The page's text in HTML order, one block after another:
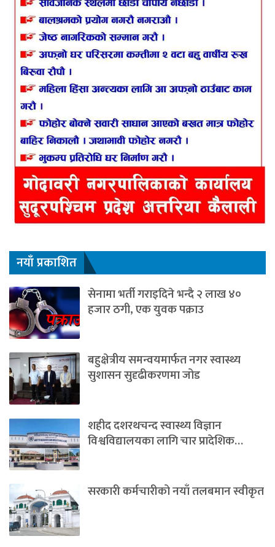
नयाँ प्रकाशित
सेनामा भर्ती गराइदिने भन्दै २ लाख ४०
हजार ठगी, एक युवक पक्राउ
बहुक्षेत्रीय समन्वयमार्फत नगर स्वास्थ्य
सुशासन सुदृढीकरणमा जोड
शहीद दशरथचन्द स्वास्थ्य विज्ञान
विश्वविद्यालयका लागि चार प्रादेशिक…
सरकारी कर्मचारीको नयाँ तलबमान स्वीकृत